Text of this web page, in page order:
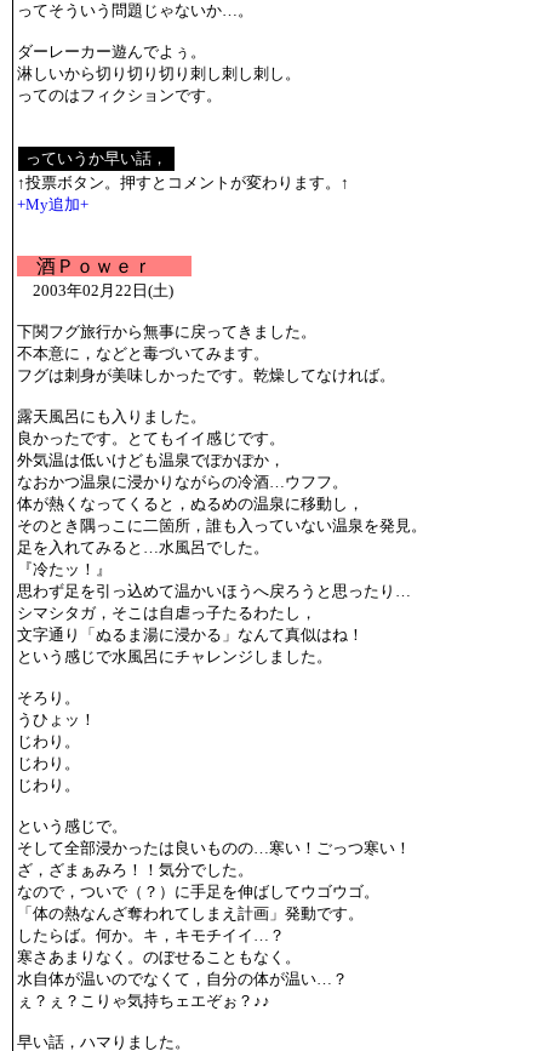
ってそういう問題じゃないか…。
ダーレーカー遊んでよぅ。
淋しいから切り切り切り刺し刺し刺し。
ってのはフィクションです。
↑投票ボタン。押すとコメントが変わります。↑
+My追加+
酒Ｐｏｗｅｒ
2003年02月22日(土)
下関フグ旅行から無事に戻ってきました。
不本意に，などと毒づいてみます。
フグは刺身が美味しかったです。乾燥してなければ。
露天風呂にも入りました。
良かったです。とてもイイ感じです。
外気温は低いけども温泉でぽかぽか，
なおかつ温泉に浸かりながらの冷酒…ウフフ。
体が熱くなってくると，ぬるめの温泉に移動し，
そのとき隅っこに二箇所，誰も入っていない温泉を発見。
足を入れてみると…水風呂でした。
『冷たッ！』
思わず足を引っ込めて温かいほうへ戻ろうと思ったり…
シマシタガ，そこは自虐っ子たるわたし，
文字通り「ぬるま湯に浸かる」なんて真似はね！
という感じで水風呂にチャレンジしました。
そろり。
うひょッ！
じわり。
じわり。
じわり。
という感じで。
そして全部浸かったは良いものの…寒い！ごっつ寒い！
ざ，ざまぁみろ！！気分でした。
なので，ついで（？）に手足を伸ばしてウゴウゴ。
「体の熱なんざ奪われてしまえ計画」発動です。
したらば。何か。キ，キモチイイ…？
寒さあまりなく。のぼせることもなく。
水自体が温いのでなくて，自分の体が温い…？
ぇ？ぇ？こりゃ気持ちェエぞぉ？♪♪
早い話，ハマりました。